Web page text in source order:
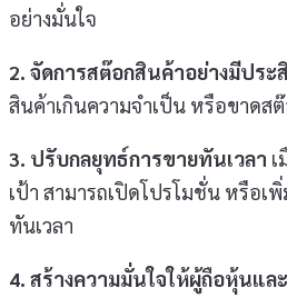
อย่างมั่นใจ
2. จัดการสต๊อกสินค้าอย่างมีปร
สินค้าเกินความจำเป็น หรือขาดส
3. ปรับกลยุทธ์การขายทันเวลา
เป้า สามารถเปิดโปรโมชั่น หรือเ
ทันเวลา
4. สร้างความมั่นใจให้ผู้ถือหุ้นแล